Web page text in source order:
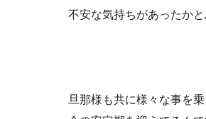
不安な気持ちがあったか
旦那様も共に様々な事を